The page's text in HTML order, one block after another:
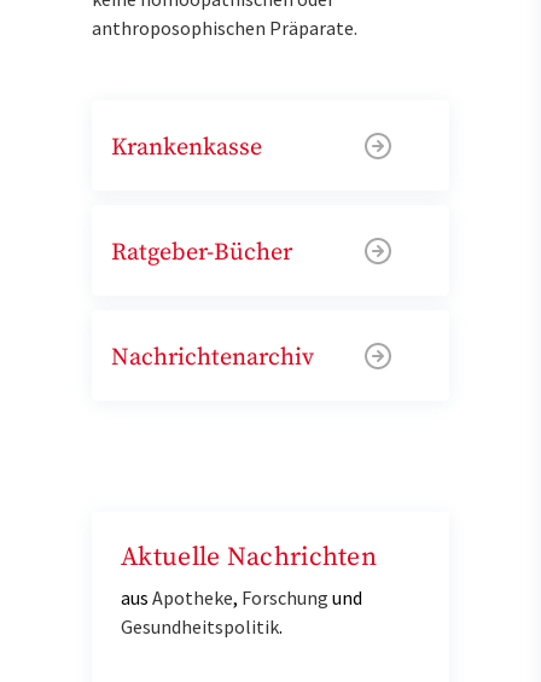
anthroposophischen Präparate.
Krankenkasse
Ratgeber-Bücher
Nachrichtenarchiv
Aktuelle Nachrichten
aus Apotheke, Forschung und
Gesundheitspolitik.